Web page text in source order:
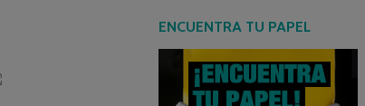
ENCUENTRA TU PAPEL